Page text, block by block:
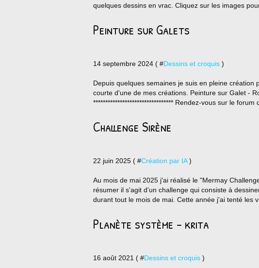
quelques dessins en vrac. Cliquez sur les images pour
Peinture sur Galets
14 septembre 2024 ( #Dessins et croquis )
Depuis quelques semaines je suis en pleine création
courte d'une de mes créations. Peinture sur Galet -
********************************* Rendez-vous sur le forum
Challenge Sirène
22 juin 2025 ( #Création par IA)
Au mois de mai 2025 j'ai réalisé le "Mermay
résumer il s'agit d'un challenge qui consiste à
durant tout le mois de mai. Cette année j'ai tenté les
Planète système - krita
16 août 2021 ( #Dessins et croquis )